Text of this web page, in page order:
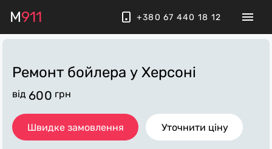
M911 +380 67 440 18 12
Ремонт бойлера у Херсоні
від 600 грн
Швидке замовлення Уточнити ціну